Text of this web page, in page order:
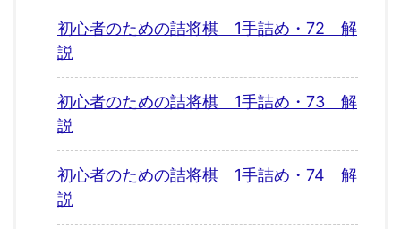
初心者のための詰将棋 1手詰め・72 解
説
初心者のための詰将棋 1手詰め・73 解
説
初心者のための詰将棋 1手詰め・74 解
説